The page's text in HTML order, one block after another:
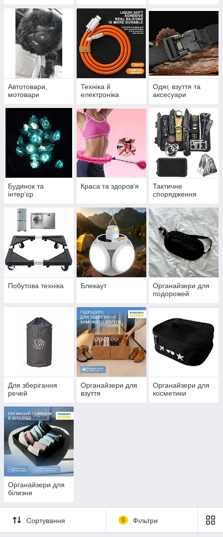
Автотовари,
мотовари
Техніка й
електроніка
Одяг, взуття та
аксесуари
Будинок та
інтер'єр
Краса та здоров'я
Тактичне
спорядження
Побутова техніка Блекаут
Органайзери для
подорожей
Для зберігання
речей
Органайзери для
взуття
Органайзери для
косметики
Органайзери для
білизни
Сортування 0 Фільтри